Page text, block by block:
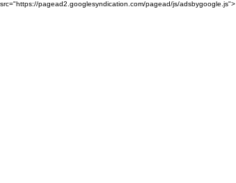
src="https://pagead2.googlesyndication.com/pagead/js/adsbygoogle.js">